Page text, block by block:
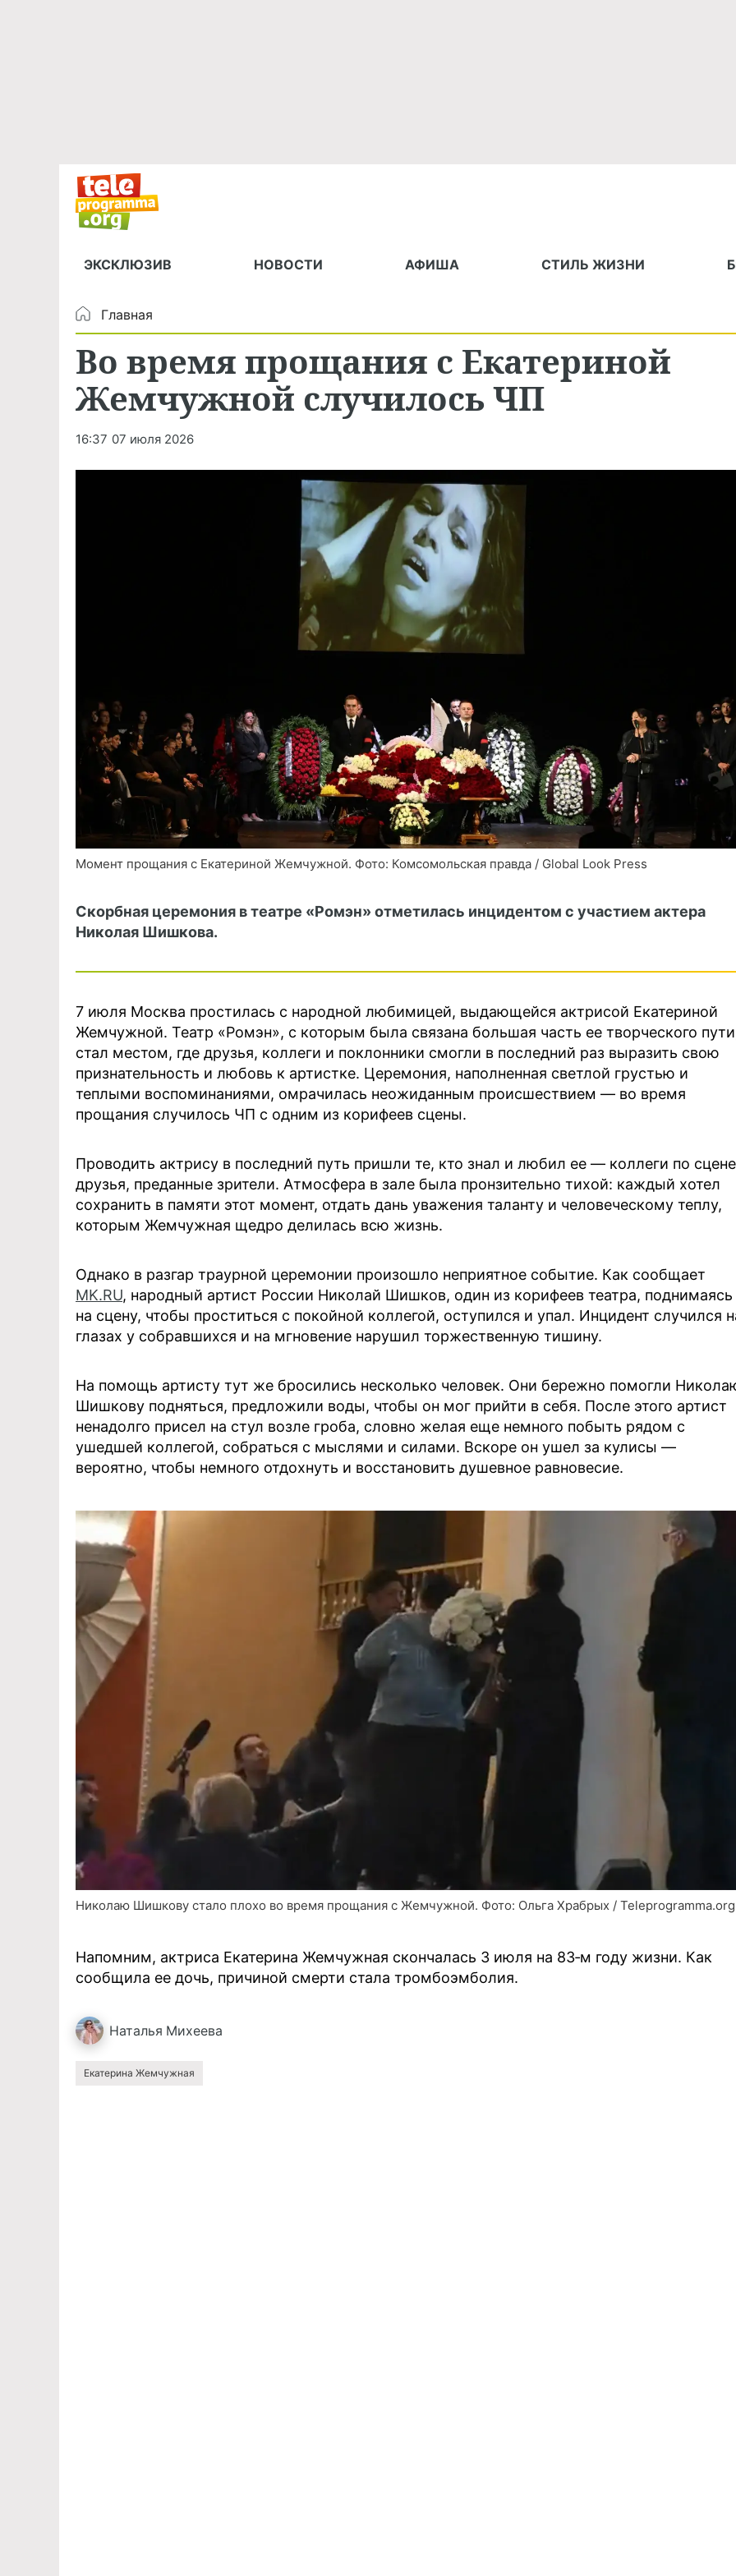
ЭКСКЛЮЗИВ НОВОСТИ АФИША СТИЛЬ ЖИЗНИ
Главная
Во время прощания с Екатериной
Жемчужной случилось ЧП
16:37 07 июля 2026
Момент прощания с Екатериной Жемчужной. Фото: Комсомольская правда / Global Look Press
Скорбная церемония в театре «Ромэн» отметилась инцидентом с участием актера
Николая Шишкова.
7 июля Москва простилась с народной любимицей, выдающейся актрисой Екатериной
Жемчужной. Театр «Ромэн», с которым была связана большая часть ее творческого
стал местом, где друзья, коллеги и поклонники смогли в последний раз выразить свою
признательность и любовь к артистке. Церемония, наполненная светлой грустью и
теплыми воспоминаниями, омрачилась неожиданным происшествием — во время
прощания случилось ЧП с одним из корифеев сцены.
Проводить актрису в последний путь пришли те, кто знал и любил ее — коллеги по
друзья, преданные зрители. Атмосфера в зале была пронзительно тихой: каждый хотел
сохранить в памяти этот момент, отдать дань уважения таланту и человеческому теплу,
которым Жемчужная щедро делилась всю жизнь.
Однако в разгар траурной церемонии произошло неприятное событие. Как сообщает
MK.RU, народный артист России Николай Шишков, один из корифеев театра, поднимаясь
на сцену, чтобы проститься с покойной коллегой, оступился и упал. Инцидент случился
глазах у собравшихся и на мгновение нарушил торжественную тишину.
На помощь артисту тут же бросились несколько человек. Они бережно помогли
Шишкову подняться, предложили воды, чтобы он мог прийти в себя. После этого артист
ненадолго присел на стул возле гроба, словно желая еще немного побыть рядом с
ушедшей коллегой, собраться с мыслями и силами. Вскоре он ушел за кулисы —
вероятно, чтобы немного отдохнуть и восстановить душевное равновесие.
Николаю Шишкову стало плохо во время прощания с Жемчужной. Фото: Ольга Храбрых / Teleprogramma.org
Напомним, актриса Екатерина Жемчужная скончалась 3 июля на 83‑м году жизни. Как
сообщила ее дочь, причиной смерти стала тромбоэмболия.
Наталья Михеева
Екатерина Жемчужная